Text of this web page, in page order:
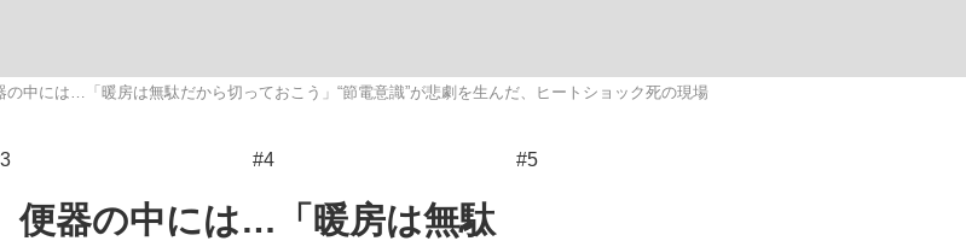
中には…「暖房は無駄だから切っておこう」“節電意識”が悲劇を生んだ、ヒートショック死の現場
#4 #5
便器の中には…「暖房は無駄